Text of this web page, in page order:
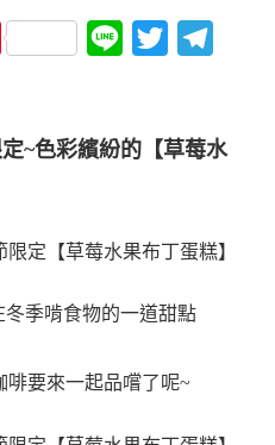
Pinterest Line Twitter
~色彩繽紛的【草莓水
季啃食物的一道甜點
啡要來一起品嚐了呢~